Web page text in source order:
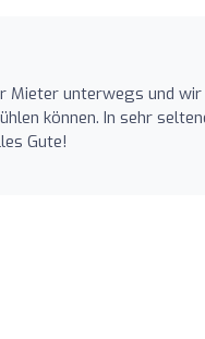
Mieter unterwegs und wir
können. In sehr
Gute!